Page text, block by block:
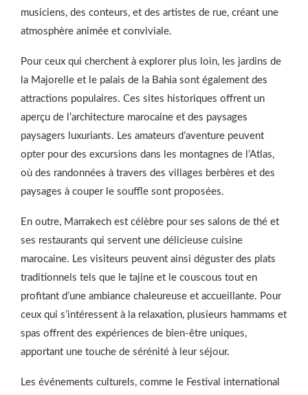
musiciens, des conteurs, et des artistes de rue, créant une
atmosphère animée et conviviale.
Pour ceux qui cherchent à explorer plus loin, les jardins de
la Majorelle et le palais de la Bahia sont également des
attractions populaires. Ces sites historiques offrent un
aperçu de l’architecture marocaine et des paysages
paysagers luxuriants. Les amateurs d’aventure peuvent
opter pour des excursions dans les montagnes de l’Atlas,
où des randonnées à travers des villages berbères et des
paysages à couper le souffle sont proposées.
En outre, Marrakech est célèbre pour ses salons de thé et
ses restaurants qui servent une délicieuse cuisine
marocaine. Les visiteurs peuvent ainsi déguster des plats
traditionnels tels que le tajine et le couscous tout en
profitant d’une ambiance chaleureuse et accueillante. Pour
ceux qui s’intéressent à la relaxation, plusieurs hammams et
spas offrent des expériences de bien-être uniques,
apportant une touche de sérénité à leur séjour.
Les événements culturels, comme le Festival international